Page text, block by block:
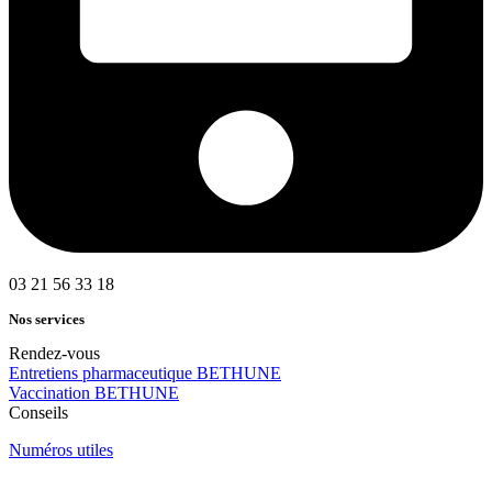
03 21 56 33 18
Nos services
Rendez-vous
Entretiens pharmaceutique BETHUNE
Vaccination BETHUNE
Conseils
Numéros utiles